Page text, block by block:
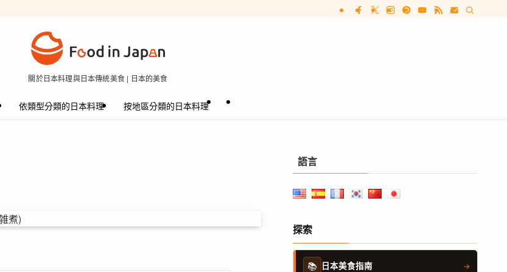
關於日本料理與日本傳統美食 | 日本的美食
依類型分類的日本料理 按地區分類的日本料理
語言
探索
📚 日本美食指南 →